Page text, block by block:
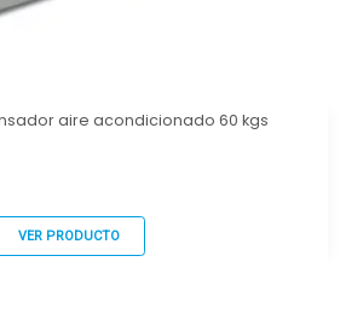
aire acondicionado 60 kgs
VER PRODUCTO